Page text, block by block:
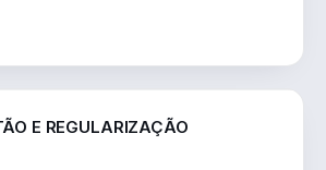
E REGULARIZAÇÃO